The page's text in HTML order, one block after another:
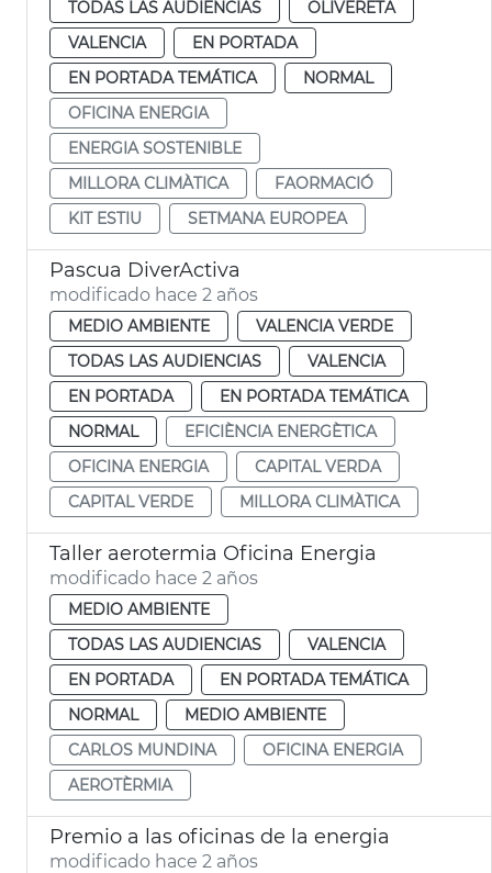
TODAS LAS AUDIENCIAS
OLIVERETA
VALENCIA
EN PORTADA
EN PORTADA TEMÁTICA
NORMAL
OFICINA ENERGIA
ENERGIA SOSTENIBLE
MILLORA CLIMÀTICA
FAORMACIÓ
KIT ESTIU
SETMANA EUROPEA
Pascua DiverActiva
modificado hace 2 años
MEDIO AMBIENTE
VALENCIA VERDE
TODAS LAS AUDIENCIAS
VALENCIA
EN PORTADA
EN PORTADA TEMÁTICA
NORMAL
EFICIÈNCIA ENERGÈTICA
OFICINA ENERGIA
CAPITAL VERDA
CAPITAL VERDE
MILLORA CLIMÀTICA
Taller aerotermia Oficina Energia
modificado hace 2 años
MEDIO AMBIENTE
TODAS LAS AUDIENCIAS
VALENCIA
EN PORTADA
EN PORTADA TEMÁTICA
NORMAL
MEDIO AMBIENTE
CARLOS MUNDINA
OFICINA ENERGIA
AEROTÈRMIA
Premio a las oficinas de la energia
modificado hace 2 años